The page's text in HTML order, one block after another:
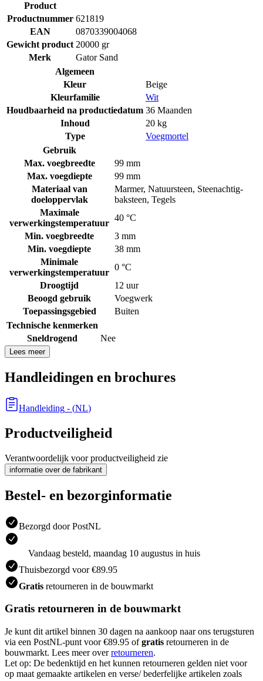
Product
Productnummer 621819
EAN
0870339004068
Gewicht product 20000 gr
Merk
Gator Sand
Algemeen
Kleur
Beige
Kleurfamilie
Wit
Houdbaarheid na productiedatum 36 Maanden
Inhoud
20 kg
Type
Voegmortel
Gebruik
Max. voegbreedte
99 mm
Max. voegdiepte
99 mm
Materiaal van
doeloppervlak
Marmer, Natuursteen, Steenachtig-
baksteen, Tegels
Maximale
verwerkingstemperatuur
40 °C
Min. voegbreedte
3 mm
Min. voegdiepte
38 mm
Minimale
verwerkingstemperatuur
0 °C
Droogtijd
12 uur
Beoogd gebruik
Voegwerk
Toepassingsgebied
Buiten
Technische kenmerken
Sneldrogend
Nee
Lees meer
Handleidingen en brochures
Handleiding - (NL)
Productveiligheid
Verantwoordelijk voor productveiligheid zie
informatie over de fabrikant
Bestel- en bezorginformatie
Bezorgd door PostNL
Vandaag besteld, maandag 10 augustus in huis
Thuisbezorgd voor €89.95
Gratis retourneren in de bouwmarkt
Gratis retourneren in de bouwmarkt
Je kunt dit artikel binnen 30 dagen na aankoop naar ons terugsturen
via een PostNL-punt voor €89.95 ofgratis retourneren in de
bouwmarkt. Lees meer overretourneren.
Let op: De bedenktijd en het kunnen retourneren gelden niet voor
op maat gemaakte artikelen en verse/ bederfelijke artikelen zoals